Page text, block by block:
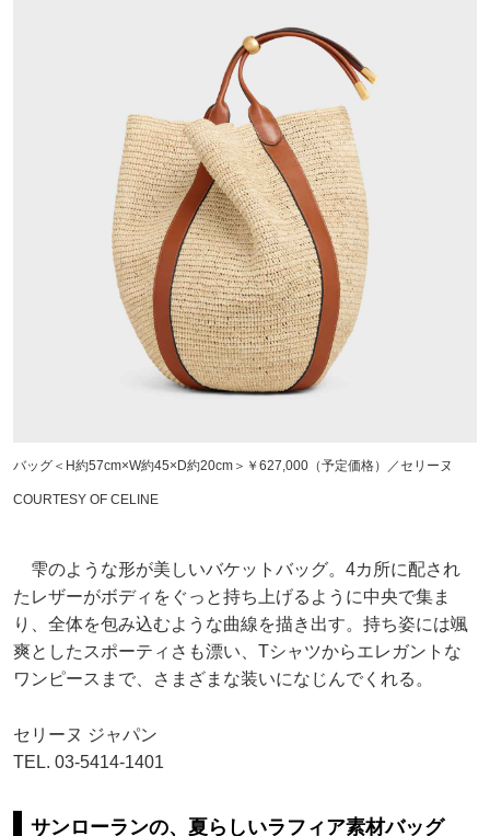
バッグ＜H約57cm×W約45×D約20cm＞￥627,000（予定価格）／セリーヌ
COURTESY OF CELINE
雫のような形が美しいバケットバッグ。4カ所に配され
たレザーがボディをぐっと持ち上げるように中央で集ま
り、全体を包み込むような曲線を描き出す。持ち姿には颯
爽としたスポーティさも漂い、Tシャツからエレガントな
ワンピースまで、さまざまな装いになじんでくれる。
セリーヌ ジャパン
TEL. 03-5414-1401
サンローランの、夏らしいラフィア素材バッグ